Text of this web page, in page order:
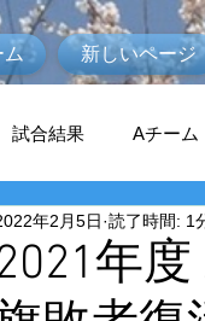
ム 新しいページ
試合結果 Aチーム
年
年2月5日 読了時間: 1